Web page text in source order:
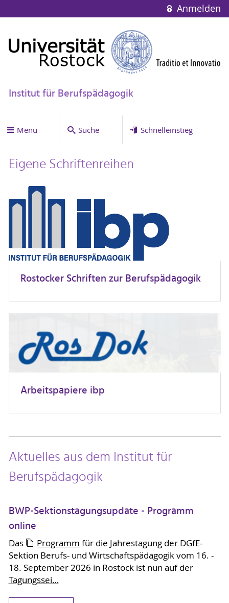
Anmelden
Institut für Berufspädagogik
Menü Suche Schnelleinstieg
Eigene Schriftenreihen
Rostocker Schriften zur Berufspädagogik
Arbeitspapiere ibp
Aktuelles aus dem Institut für
Berufspädagogik
BWP-Sektionstagungsupdate - Programm
online
Das Programm für die Jahrestagung der DGfE-
Sektion Berufs- und Wirtschaftspädagogik vom 16. -
18. September 2026 in Rostock ist nun auf der
Tagungssei…